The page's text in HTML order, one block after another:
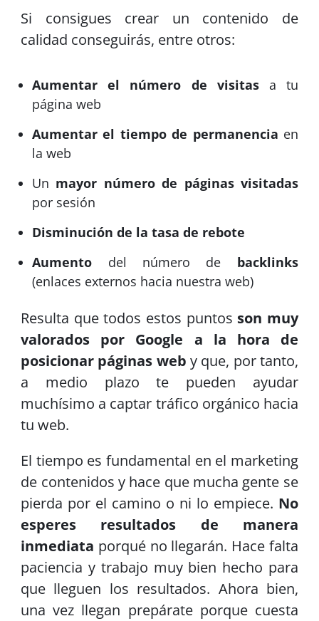
Si consigues crear un contenido de
calidad conseguirás, entre otros:
Aumentar el número de visitasa tu
página web
Aumentar el tiempo de permanencia en
la web
Un mayor número de páginas visitadas
por sesión
Disminución de la tasa de rebote
Aumento del número de backlinks
(enlaces externos hacia nuestra web)
Resulta que todos estos puntos son muy
valorados por Google a la hora de
posicionar páginas web y que, por tanto,
a medio plazo te pueden ayudar
muchísimo a captar tráfico orgánico hacia
tu web.
El tiempo es fundamental en el marketing
de contenidos y hace que mucha gente se
pierda por el camino o ni lo empiece. No
esperes resultados de manera
inmediata porqué no llegarán. Hace falta
paciencia y trabajo muy bien hecho para
que lleguen los resultados. Ahora bien,
una vez llegan prepárate porque cuesta